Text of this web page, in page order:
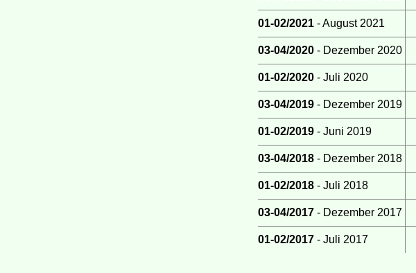
01-02/2021 - August 2021
03-04/2020 - Dezember 2020
01-02/2020 - Juli 2020
03-04/2019 - Dezember 2019
01-02/2019 - Juni 2019
03-04/2018 - Dezember 2018
01-02/2018 - Juli 2018
03-04/2017 - Dezember 2017
01-02/2017 - Juli 2017